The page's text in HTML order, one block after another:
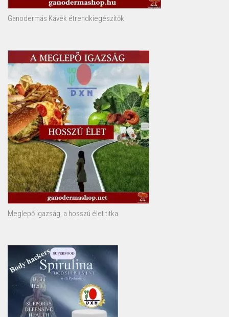
Ganodermás Kávék étrendkiegészítők
Meglepő igazság, a hosszú élet titka